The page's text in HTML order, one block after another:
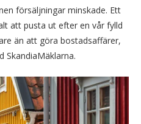
försäljningar minskade. Ett
att pusta ut efter en vår fylld
än att göra bostadsaffärer,
SkandiaMäklarna.